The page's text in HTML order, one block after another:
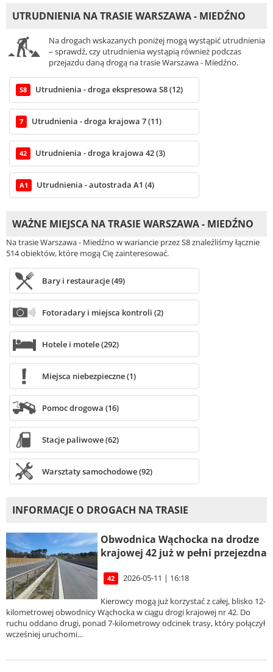
UTRUDNIENIA NA TRASIE WARSZAWA - MIEDŹNO
Na drogach wskazanych poniżej mogą wystąpić utrudnienia
– sprawdź, czy utrudnienia wystąpią również podczas
przejazdu daną drogą na trasie Warszawa - Miedźno.
S8 Utrudnienia - droga ekspresowa S8 (12)
7 Utrudnienia - droga krajowa 7 (11)
42 Utrudnienia - droga krajowa 42 (3)
A1 Utrudnienia - autostrada A1 (4)
WAŻNE MIEJSCA NA TRASIE WARSZAWA - MIEDŹNO
Na trasie Warszawa - Miedźno w wariancie przez S8 znaleźliśmy łącznie
514 obiektów, które mogą Cię zainteresować.
Bary i restauracje (49)
Fotoradary i miejsca kontroli (2)
Hotele i motele (292)
Miejsca niebezpieczne (1)
Pomoc drogowa (16)
Stacje paliwowe (62)
Warsztaty samochodowe (92)
INFORMACJE O DROGACH NA TRASIE
Obwodnica Wąchocka na drodze
krajowej 42 już w pełni przejezdna
42 2026-05-11 | 16:18
Kierowcy mogą już korzystać z całej, blisko 12-
kilometrowej obwodnicy Wąchocka w ciągu drogi krajowej nr 42. Do
ruchu oddano drugi, ponad 7-kilometrowy odcinek trasy, który połączył
wcześniej uruchomi...